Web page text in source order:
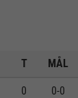
T MÅL
0 0-0